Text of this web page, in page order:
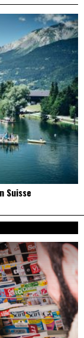
Suisse